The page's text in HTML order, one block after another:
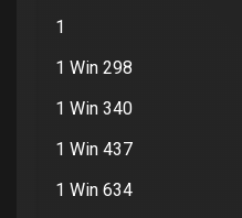
1
1 Win 298
1 Win 340
1 Win 437
1 Win 634